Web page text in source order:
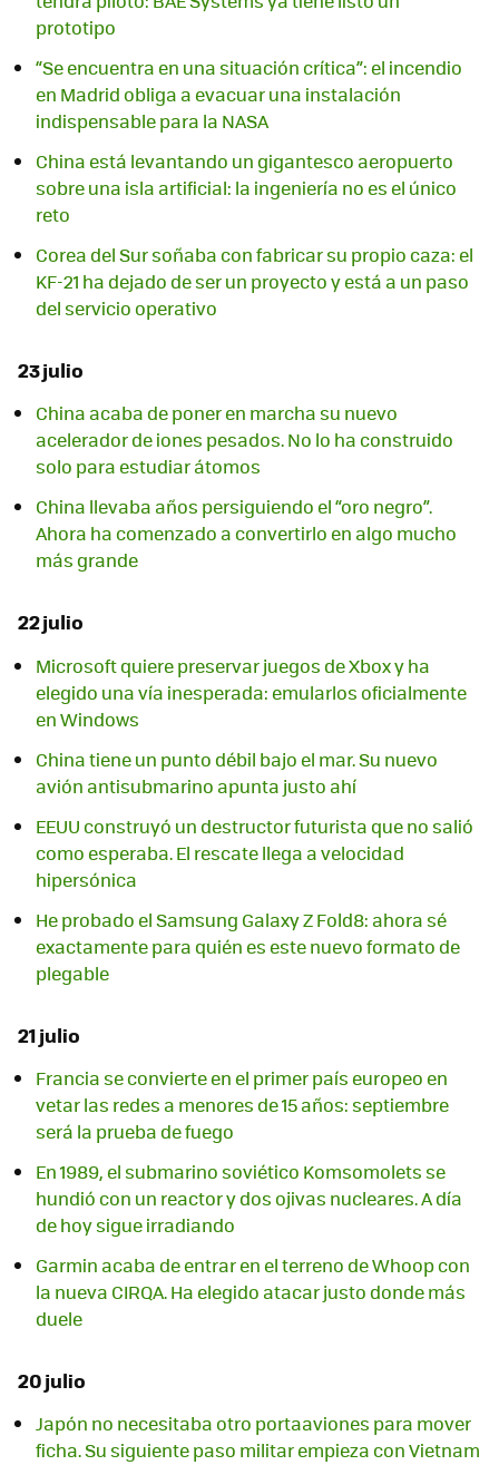
prototipo
“Se encuentra en una situación crítica”: el incendio
en Madrid obliga a evacuar una instalación
indispensable para la NASA
China está levantando un gigantesco aeropuerto
sobre una isla artificial: la ingeniería no es el único
reto
Corea del Sur soñaba con fabricar su propio caza: el
KF-21 ha dejado de ser un proyecto y está a un paso
del servicio operativo
23 julio
China acaba de poner en marcha su nuevo
acelerador de iones pesados. No lo ha construido
solo para estudiar átomos
China llevaba años persiguiendo el “oro negro”.
Ahora ha comenzado a convertirlo en algo mucho
más grande
22 julio
Microsoft quiere preservar juegos de Xbox y ha
elegido una vía inesperada: emularlos oficialmente
en Windows
China tiene un punto débil bajo el mar. Su nuevo
avión antisubmarino apunta justo ahí
EEUU construyó un destructor futurista que no salió
como esperaba. El rescate llega a velocidad
hipersónica
He probado el Samsung Galaxy Z Fold8: ahora sé
exactamente para quién es este nuevo formato de
plegable
21 julio
Francia se convierte en el primer país europeo en
vetar las redes a menores de 15 años: septiembre
será la prueba de fuego
En 1989, el submarino soviético Komsomolets se
hundió con un reactor y dos ojivas nucleares. A día
de hoy sigue irradiando
Garmin acaba de entrar en el terreno de Whoop con
la nueva CIRQA. Ha elegido atacar justo donde más
duele
20 julio
Japón no necesitaba otro portaaviones para mover
ficha. Su siguiente paso militar empieza con Vietnam